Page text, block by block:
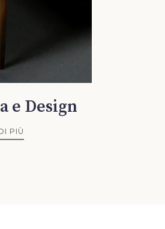
e Design
PIÙ